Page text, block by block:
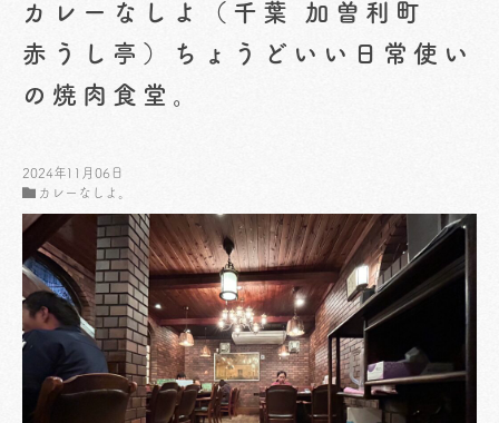
カレーなしよ（千葉 加曽利町
赤うし亭）ちょうどいい日常使い
の焼肉食堂。
2024年11月06日
カレーなしよ。